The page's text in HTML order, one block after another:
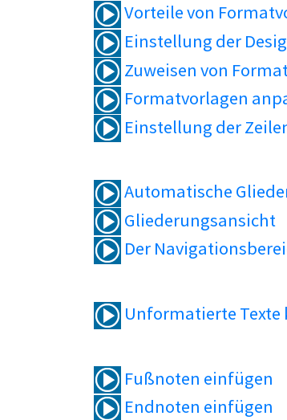
Vorteile von
Einstellung der
Zuweisen von
Formatvorlagen
Einstellung der
Automatische
Gliederungsansicht
Der
Unformatierte
Fußnoten einfügen
Endnoten einfügen